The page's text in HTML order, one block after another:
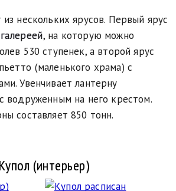
нескольких ярусов. Первый ярус
, на которую можно
530 ступенек, а второй ярус
(маленького храма) с
Увенчивает лантерну
водруженным на него крестом.
составляет 850 тонн.
Купол (интерьер)